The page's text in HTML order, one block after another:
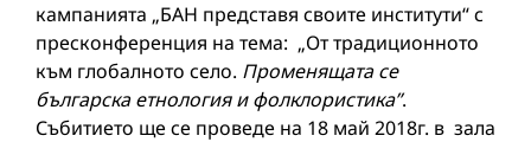
кампанията „БАН представя своите институти“ с
пресконференция на тема: „От традиционното
към глобалното село. Променящата се
българска етнология и фолклористикa”.
Събитието ще се проведе на 18 май 2018г. в зала